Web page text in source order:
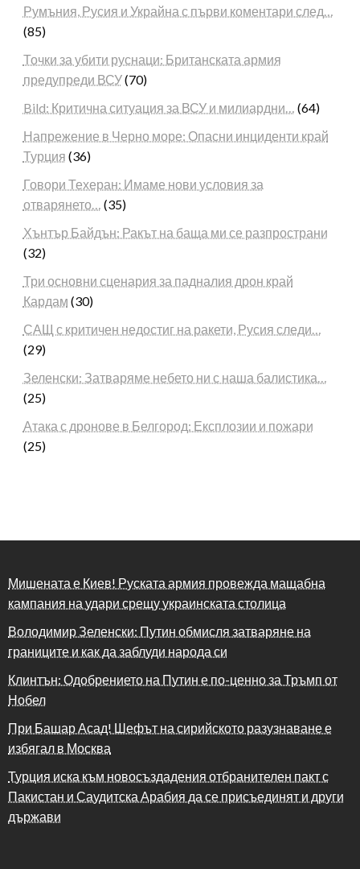
Румъния, Русия и Украйна с първи коментари след…
(85)
Точки за убити руснаци: Британската армия
предупреди ВСУ(70)
Bild: Критична ситуация за ВСУ и милиардни… (64)
Напрежение в Черно море: Опасни инциденти край
Турция (36)
Говори Техеран: Имаме нови условия за
отварянето… (35)
Хънтър Байдън: Ракът на баща ми се разпространи
(32)
Три основни сценария за падналия дрон край
Кардам (30)
САЩ с критичен недостиг на ракети, Русия следи…
(29)
Зеленски: Затваряме небето ни с наша балистика…
(25)
Атака с дронове в Белгород: Експлозии и пожари
(25)
Мишената е Киев! Руската армия провежда мащабна
кампания на удари срещу украинската столица
Володимир Зеленски: Путин обмисля затваряне на
границите и как да заблуди народа си
Клинтън: Одобрението на Путин е по-ценно за Тръмп от
Нобел
При Башар Асад! Шефът на сирийското разузнаване е
избягал в Москва
Турция иска към новосъздадения отбранителен пакт с
Пакистан и Саудитска Арабия да се присъединят и други
държави